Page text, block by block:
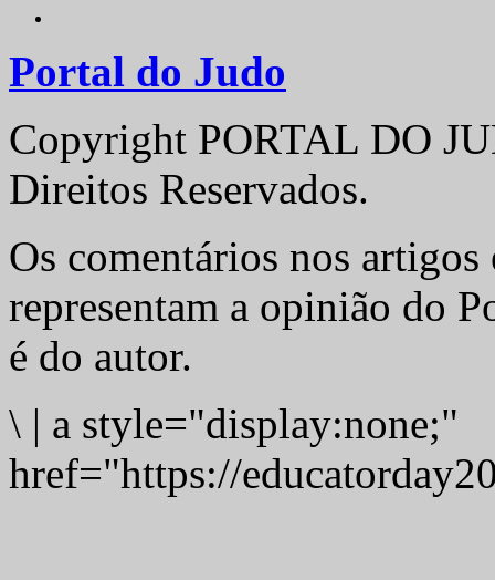
Portal do Judo
Copyright PORTAL DO
Direitos Reservados.
Os comentários nos artigos
representam a opinião do
é do autor.
\ | a style="display:none;"
href="https://